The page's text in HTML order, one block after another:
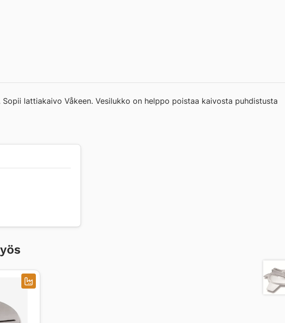
lattiakaivo Våkeen. Vesilukko on helppo poistaa kaivosta puhdistusta